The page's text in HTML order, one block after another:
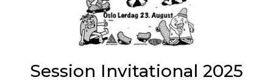
Session Invitational 2025